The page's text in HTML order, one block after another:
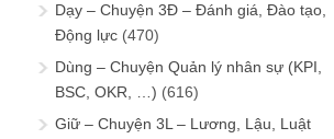
Dạy – Chuyện 3Đ – Đánh giá, Đào tạo,
Động lực (470)
Dùng – Chuyện Quản lý nhân sự (KPI,
BSC, OKR, …) (616)
Giữ – Chuyện 3L – Lương, Lậu, Luật